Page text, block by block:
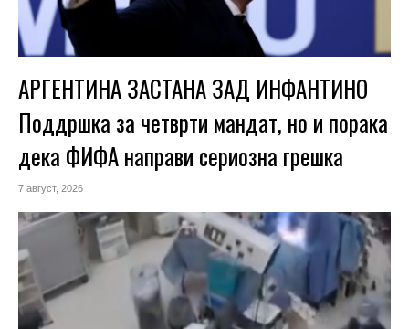
АРГЕНТИНА ЗАСТАНА ЗАД ИНФАНТИНО
Поддршка за четврти мандат, но и порака
дека ФИФА направи сериозна грешка
7 август, 2026